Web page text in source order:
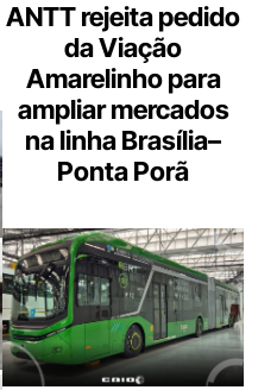
ANTT rejeita pedido
da Viação
Amarelinho para
ampliar mercados
na linha Brasília–
Ponta Porã